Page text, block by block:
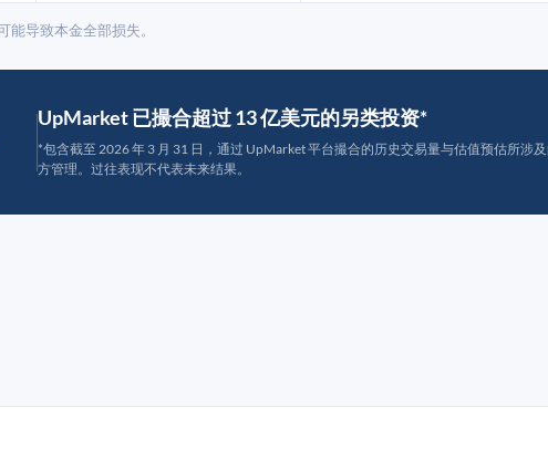
能导致本金全部损失。
UpMarket 已撮合超过 13 亿美元的另类投资*
*包含截至 2026 年 3 月 31 日，通过 UpMarket 平台撮合的历史交易量与估值预估所
方管理。过往表现不代表未来结果。